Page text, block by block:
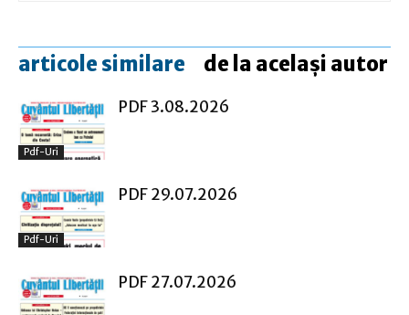
articole similare de la același autor
Pdf-Uri
PDF 3.08.2026
Pdf-Uri
PDF 29.07.2026
PDF 27.07.2026